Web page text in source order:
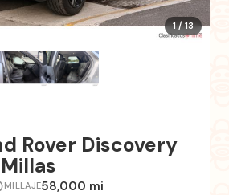
1 / 13
Rover Discovery
MILLAJE58,000 mi